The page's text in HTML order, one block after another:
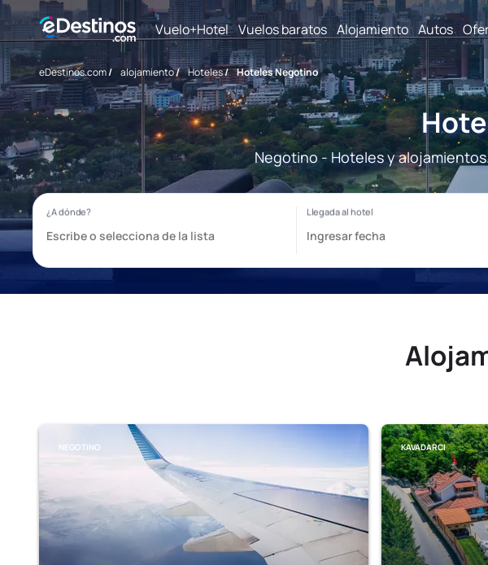
Vuelo+Hotel Vuelos baratos Alojamiento Autos
eDestinos.com/ alojamiento/ Hoteles/ Hoteles Negotino
Negotino - Hoteles y
NEGOTINO KAVADARCI